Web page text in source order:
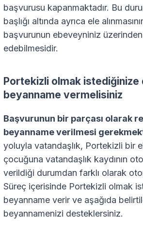
başvurusu kapanmaktadır. Bu
başlığı altında ayrıca ele
başvurunun ebeveyniniz
edebilmesidir.
Portekizli olmak istediğinize
beyanname vermelisiniz
Başvurunun bir parçası olarak
beyanname verilmesi
yoluyla vatandaşlık, Portekizli bir
çocuğuna vatandaşlık kaydının
verildiği durumdan farklı olarak
Süreç içerisinde Portekizli olmak
beyanname verir ve aşağıda
beyannamenizi desteklersiniz.